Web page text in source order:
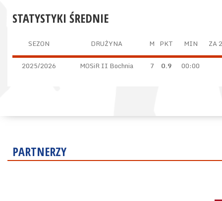
STATYSTYKI ŚREDNIE
SEZON DRUŻYNA M PKT MIN ZA 2
2025/2026 MOSiR II Bochnia 7 0.9 00:00
PARTNERZY